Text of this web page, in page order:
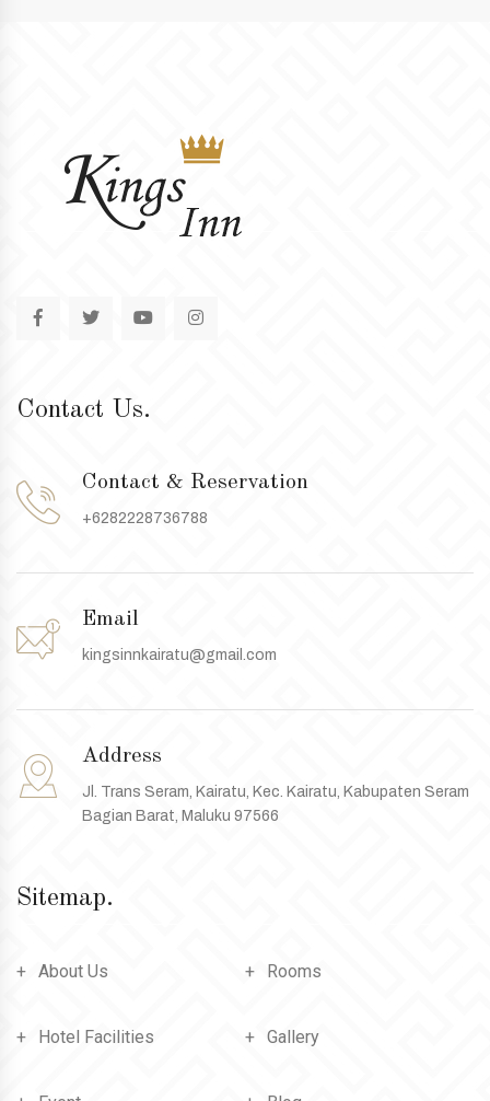
Sitemap.
About Us Rooms
Hotel Facilities Gallery
Contact Us.
Contact & Reservation
+6282228736788
Email
kingsinnkairatu@gmail.com
Address
Jl. Trans Seram, Kairatu, Kec. Kairatu, Kabupaten Seram
Bagian Barat, Maluku 97566